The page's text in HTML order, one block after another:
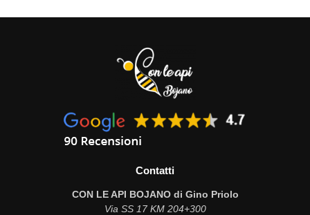
Contatti
CON LE API BOJANO di Gino Priolo
Via SS 17 KM 204+300